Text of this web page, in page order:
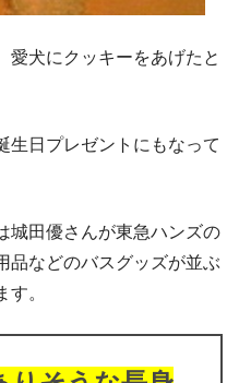
愛犬にクッキーをあげたと
生日プレゼントにもなって
城田優さんが東急ハンズの
品などのバスグッズが並ぶ
。